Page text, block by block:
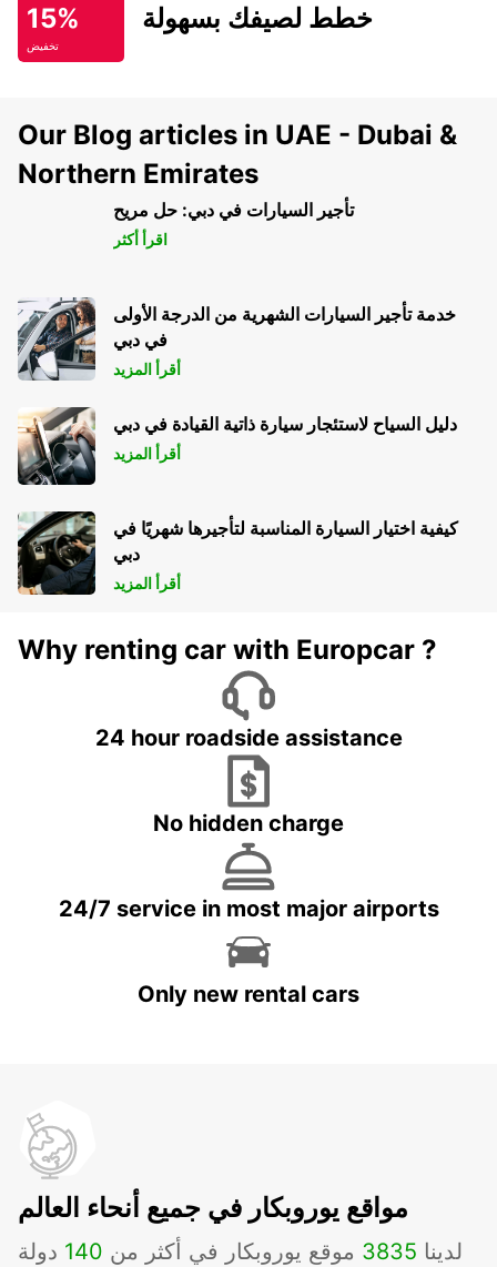
15%
تخفيض
خطط لصيفك بسهولة
Our Blog articles in UAE - Dubai &
Northern Emirates
تأجير السيارات في دبي: حل مريح
اقرأ أكثر
خدمة تأجير السيارات الشهرية من الدرجة الأولى
في دبي
أقرأ المزيد
دليل السياح لاستئجار سيارة ذاتية القيادة في دبي
أقرأ المزيد
كيفية اختيار السيارة المناسبة لتأجيرها شهريًا في
دبي
أقرأ المزيد
Why renting car with Europcar ?
24 hour roadside assistance
No hidden charge
24/7 service in most major airports
Only new rental cars
مواقع يوروبكار في جميع أنحاء العالم
لدينا 3835 موقع يوروبكار في أكثر من 140 دولة